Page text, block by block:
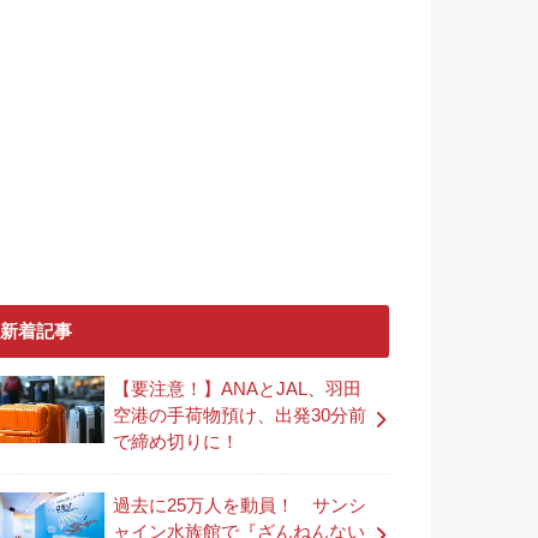
新着記事
【要注意！】ANAとJAL、羽田
空港の手荷物預け、出発30分前
で締め切りに！
過去に25万人を動員！ サンシ
ャイン水族館で『ざんねんない